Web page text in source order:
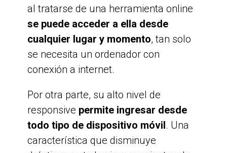
al tratarse de una herramienta online
se puede acceder a ella desde
cualquier lugar y momento, tan solo
se necesita un ordenador con
conexión a internet.
Por otra parte, su alto nivel de
responsive permite ingresar desde
todo tipo de dispositivo móvil. Una
característica que disminuye